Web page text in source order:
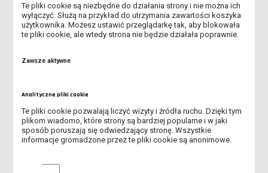
ŚWIATOWY DZIEŃ BEZ TYTONIU
PIERWSZA ZBIÓRKA KRĘGOWA - 29.05.2026 R.
SPOTKANIE POŚWIĘCONE TEMATYCE HARCERSKIEJ - 12.05.2026
PRZECIWDZIAŁANIU ZACHOWAŃ RYZYKOWNYCH MŁODZIEŻY
AKADEMICKIEJ
Te pliki cookie są niezbędne do działania strony i nie można ich
wyłączyć. Służą na przykład do utrzymania zawartości koszyka
użytkownika. Możesz ustawić przeglądarkę tak, aby blokowała
te pliki cookie, ale wtedy strona nie będzie działała poprawnie.
Zawsze aktywne
Analityczne pliki cookie
Te pliki cookie pozwalają liczyć wizyty i źródła ruchu. Dzięki tym
plikom wiadomo, które strony są bardziej popularne i w jaki
sposób poruszają się odwiedzający stronę. Wszystkie
informacje gromadzone przez te pliki cookie są anonimowe.
Analityczne pliki cookie